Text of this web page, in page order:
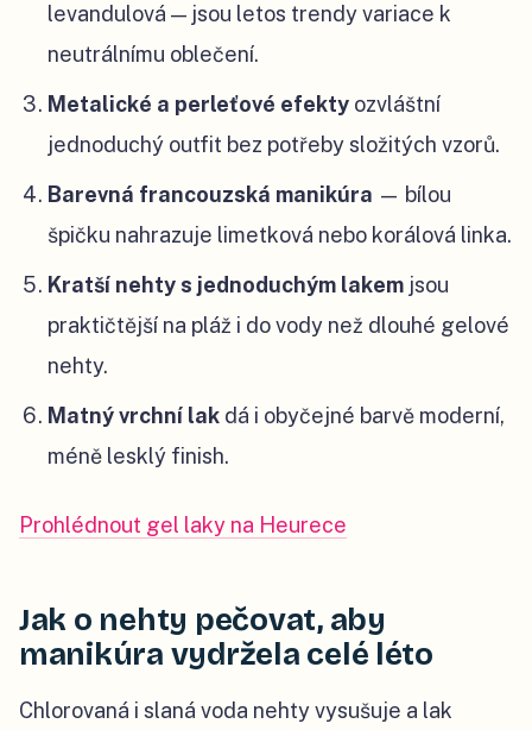
levandulová — jsou letos trendy variace k
neutrálnímu oblečení.
Metalické a perleťové efekty ozvláštní
jednoduchý outfit bez potřeby složitých vzorů.
Barevná francouzská manikúra — bílou
špičku nahrazuje limetková nebo korálová linka.
Kratší nehty s jednoduchým lakem jsou
praktičtější na pláž i do vody než dlouhé gelové
nehty.
Matný vrchní lak dá i obyčejné barvě moderní,
méně lesklý finish.
Prohlédnout gel laky na Heurece
Jak o nehty pečovat, aby
manikúra vydržela celé léto
Chlorovaná i slaná voda nehty vysušuje a lak